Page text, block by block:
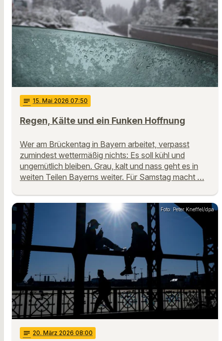
notes 15. Mai 2026 07:50
Regen, Kälte und ein Funken Hoffnung
Wer am Brückentag in Bayern arbeitet, verpasst
zumindest wettermäßig nichts: Es soll kühl und
ungemütlich bleiben. Grau, kalt und nass geht es in
weiten Teilen Bayerns weiter. Für Samstag macht …
Foto: Peter Kneffel/dpa
notes 20. März 2026 08:00